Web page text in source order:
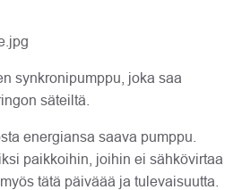
synkronipumppu, joka saa
säteiltä.
energiansa saava pumppu.
paikkoihin, joihin ei sähkövirtaa
tätä päiväää ja tulevaisuutta.